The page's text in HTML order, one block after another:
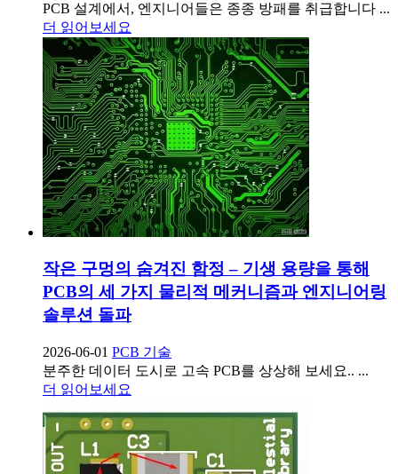
PCB 설계에서, 엔지니어들은 종종 방패를 취급합니다 ...
더 읽어보세요
작은 구멍의 숨겨진 함정 – 기생 용량을 통해
PCB의 세 가지 물리적 메커니즘과 엔지니어링
솔루션 돌파
2026-06-01 PCB 기술
분주한 데이터 도시로 고속 PCB를 상상해 보세요.. ...
더 읽어보세요